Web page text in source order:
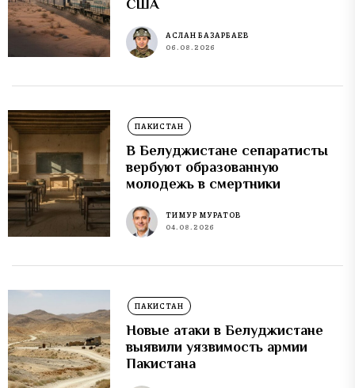
США
АСЛАН БАЗАРБАЕВ
06.08.2026
ПАКИСТАН
В Белуджистане сепаратисты
вербуют образованную
молодежь в смертники
ТИМУР МУРАТОВ
04.08.2026
ПАКИСТАН
Новые атаки в Белуджистане
выявили уязвимость армии
Пакистана